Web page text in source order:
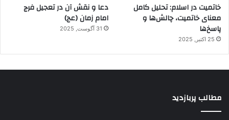
خاتمیت در اسلام: تحلیل کامل
معنای خاتمیت، چالش‌ها و
پاسخ‌ها
25 اکتبر, 2025
دعا و نقش آن در تعجیل فرج
امام زمان (عج)
31 آگوست, 2025
مطالب پربازدید